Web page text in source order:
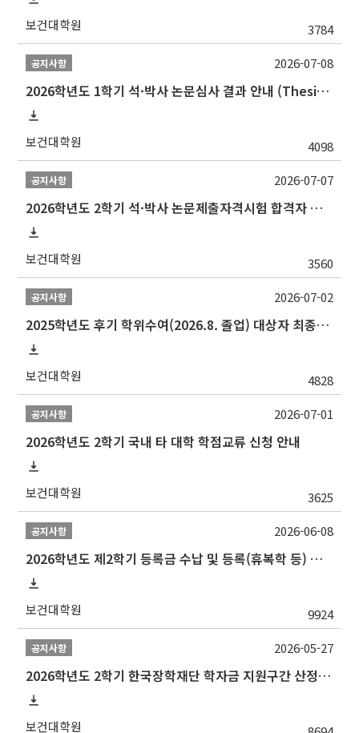
보건대학원 3784
공지사항
2026학년도 1학기 석·박사 논문심사 결과 안내 (Thesis Defense Result)
보건대학원 4098
2026-07-08
공지사항
2026학년도 2학기 석·박사 논문제출자격시험 합격자 공고(TSQ Exam Result)
보건대학원 3560
2026-07-07
공지사항
2025학년도 후기 학위수여(2026.8. 졸업) 대상자 최종인준 논문 제출 안내
보건대학원 4828
2026-07-02
공지사항
2026학년도 2학기 국내 타 대학 학점교류 신청 안내
보건대학원 3625
2026-07-01
공지사항
2026학년도 제2학기 등록금 수납 및 등록(휴복학 등) 일정 안내
보건대학원 9924
2026-06-08
공지사항
2026학년도 2학기 한국장학재단 학자금 지원구간 산정 신청 안내
보건대학원
2026-05-27